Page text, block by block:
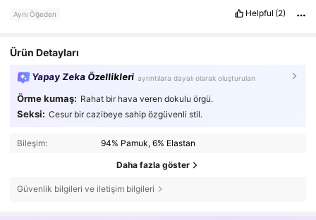
Aynı Öğeden Helpful (2)
Ürün Detayları
Yapay Zeka Özellikleri ayrıntılara dayalı olarak oluşturulan
Örme kumaş: Rahat bir hava veren dokulu örgü.
Seksi: Cesur bir cazibeye sahip özgüvenli stil.
Bileşim: 94% Pamuk, 6% Elastan
Daha fazla göster
Güvenlik bilgileri ve iletişim bilgileri